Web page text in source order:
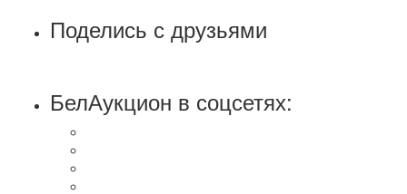
Поделись с друзьями
БелАукцион в соцсетях: